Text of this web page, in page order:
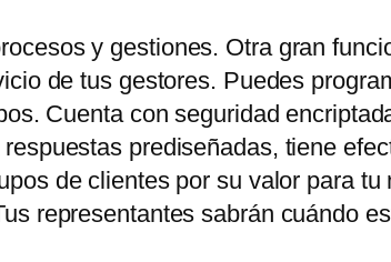
y gestiones. Otra gran
de tus gestores. Puedes
Cuenta con seguridad
prediseñadas, tiene
de clientes por su valor para
representantes sabrán cuándo